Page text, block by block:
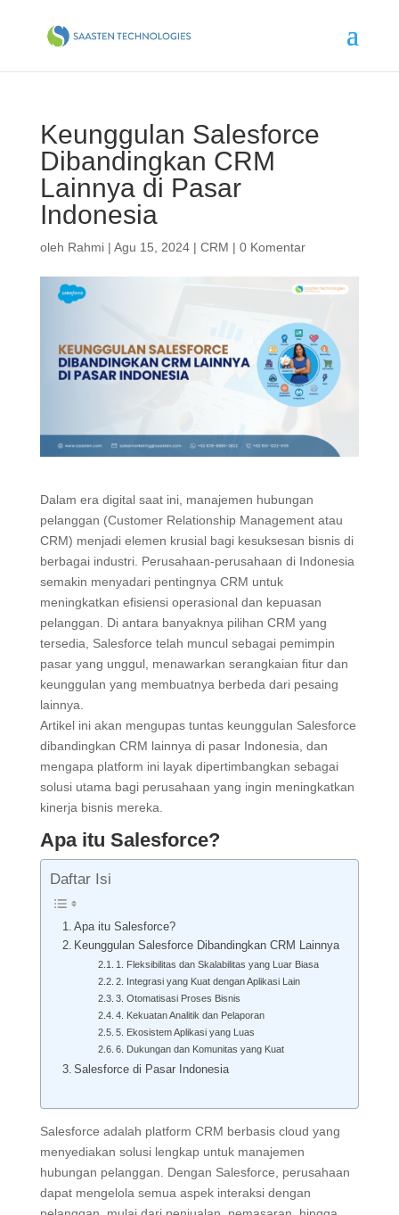
Keunggulan Salesforce
Dibandingkan CRM
Lainnya di Pasar
Indonesia
oleh Rahmi| Agu 15, 2024| CRM | 0 Komentar
Dalam era digital saat ini, manajemen hubungan
pelanggan (Customer Relationship Management atau
CRM) menjadi elemen krusial bagi kesuksesan bisnis di
berbagai industri. Perusahaan-perusahaan di Indonesia
semakin menyadari pentingnya CRM untuk
meningkatkan efisiensi operasional dan kepuasan
pelanggan. Di antara banyaknya pilihan CRM yang
tersedia, Salesforce telah muncul sebagai pemimpin
pasar yang unggul, menawarkan serangkaian fitur dan
keunggulan yang membuatnya berbeda dari pesaing
lainnya.
Artikel ini akan mengupas tuntas keunggulan Salesforce
dibandingkan CRM lainnya di pasar Indonesia, dan
mengapa platform ini layak dipertimbangkan sebagai
solusi utama bagi perusahaan yang ingin meningkatkan
kinerja bisnis mereka.
Apa itu Salesforce?
Daftar Isi
Apa itu Salesforce?
Keunggulan Salesforce Dibandingkan CRM Lainnya
1. Fleksibilitas dan Skalabilitas yang Luar Biasa
2. Integrasi yang Kuat dengan Aplikasi Lain
3. Otomatisasi Proses Bisnis
4. Kekuatan Analitik dan Pelaporan
5. Ekosistem Aplikasi yang Luas
6. Dukungan dan Komunitas yang Kuat
Salesforce di Pasar Indonesia
Salesforce adalah platform CRM berbasis cloud yang
menyediakan solusi lengkap untuk manajemen
hubungan pelanggan. Dengan Salesforce, perusahaan
dapat mengelola semua aspek interaksi dengan